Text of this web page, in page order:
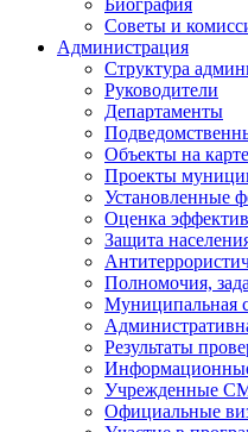
Биография
Советы и
Администрация
Структура
Руководители
Департаменты
Объекты на карте
Проекты
Установленные
Оценка
Защита
Полномочия,
Муниципальная
Результаты
Учрежденные
Официальные